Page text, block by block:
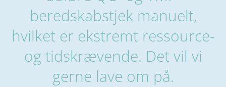
beredskabstjek manuelt,
hvilket er ekstremt ressource-
og tidskrævende. Det vil vi
gerne lave om på.